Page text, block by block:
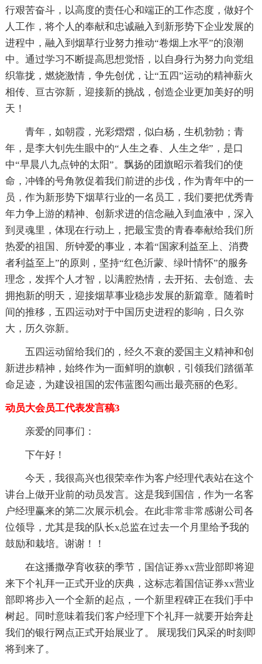
行艰苦奋斗，以高度的责任心和端正的工作态度，做好个
人工作，将个人的奉献和忠诚融入到新形势下企业发展的
进程中，融入到烟草行业努力推动“卷烟上水平”的浪潮
中。通过学习不断提高思想觉悟，以自身行为努力向党组
织靠拢，燃烧激情，争先创优，让“五四”运动的精神薪火
相传、亘古弥新，迎接新的挑战，创造企业更加美好的明
天！
青年，如朝霞，光彩熠熠，似白杨，生机勃勃；青
年，是李大钊先生眼中的“人生之春、人生之华”，是口
中“早晨八九点钟的太阳”。飘扬的团旗昭示着我们的使
命，冲锋的号角敦促着我们前进的步伐，作为青年中的一
员，作为新形势下烟草行业的一名员工，我们要把优秀青
年力争上游的精神、创新求进的信念融入到血液中，深入
到灵魂里，体现在行动上，把最宝贵的青春奉献给我们所
热爱的祖国、所钟爱的事业，本着“国家利益至上、消费
者利益至上”的原则，坚持“红色沂蒙、绿叶情怀”的服务
理念，发挥个人才智，以满腔热情，去开拓、去创造、去
拥抱新的明天，迎接烟草事业稳步发展的新篇章。随着时
间的推移，五四运动对于中国历史进程的影响，日久弥
大，历久弥新。
五四运动留给我们的，经久不衰的爱国主义精神和创
新进步精神，始终作为一面鲜明的旗帜，引领我们踏循革
命足迹，为建设祖国的宏伟蓝图勾画出最亮丽的色彩。
动员大会员工代表发言稿3
亲爱的同事们：
下午好！
今天，我很高兴也很荣幸作为客户经理代表站在这个
讲台上做开业前的动员发言。这是我到国信，作为一名客
户经理赢来的第二次展示机会。在此非常非常感谢公司各
位领导，尤其是我的队长x总监在过去一个月里给予我的
鼓励和栽培。谢谢！！
在这播撒孕育收获的季节，国信证券xx营业部即将迎
来下个礼拜一正式开业的庆典，这标志着国信证券xx营业
部即将步入一个全新的起点，一个新里程碑正在我们手中
树起。同时意味着我们客户经理下个礼拜一就要开始奔赴
我们的银行网点正式开始展业了。 展现我们风采的时刻即
将到来了。